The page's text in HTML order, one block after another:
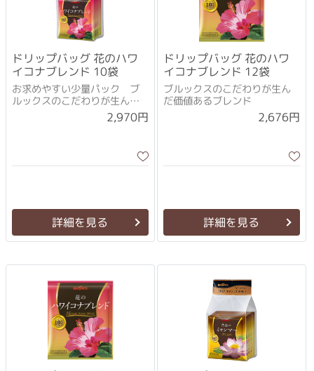
ドリップバッグ 花のハワ
イコナブレンド 10袋
お求めやすい少量パック ブ
ルックスのこだわりが生んだ
2,970円
詳細を見る
ドリップバッグ 花のハワ
イコナブレンド 12袋
ブルックスのこだわりが生ん
だ価値あるブレンド
2,676円
詳細を見る